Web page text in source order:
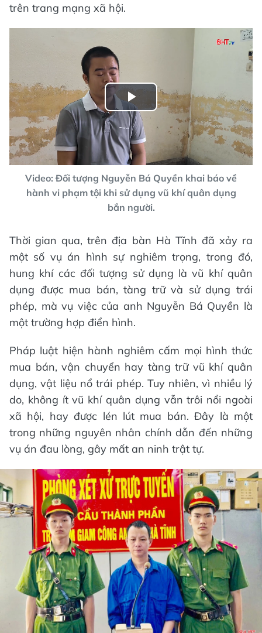
trên trang mạng xã hội.
Play
Video
Video: Đối tượng Nguyễn Bá Quyền khai báo về
hành vi phạm tội khi sử dụng vũ khí quân dụng
bắn người.
Thời gian qua, trên địa bàn Hà Tĩnh đã xảy ra
một số vụ án hình sự nghiêm trọng, trong đó,
hung khí các đối tượng sử dụng là vũ khí quân
dụng được mua bán, tàng trữ và sử dụng trái
phép, mà vụ việc của anh Nguyễn Bá Quyền là
một trường hợp điển hình.
Pháp luật hiện hành nghiêm cấm mọi hình thức
mua bán, vận chuyển hay tàng trữ vũ khí quân
dụng, vật liệu nổ trái phép. Tuy nhiên, vì nhiều lý
do, không ít vũ khí quân dụng vẫn trôi nổi ngoài
xã hội, hay được lén lút mua bán. Đây là một
trong những nguyên nhân chính dẫn đến những
vụ án đau lòng, gây mất an ninh trật tự.